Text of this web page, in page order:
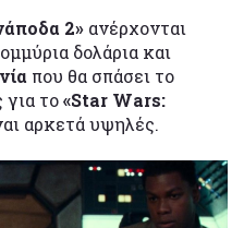
2» ανέρχονται
δολάρια και
που θα σπάσει το
το«Star Wars:
αρκετά υψηλές.